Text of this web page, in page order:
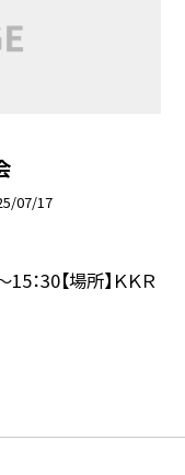
07/17
15：30【場所】ＫＫＲ